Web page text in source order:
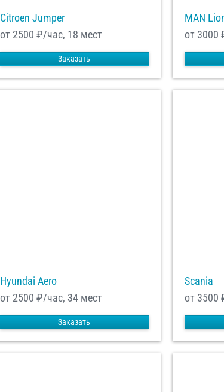
Citroen Jumper
от 2500 ₽/час, 18 мест
Заказать
MAN
от 3000
Hyundai Aero
от 2500 ₽/час, 34 мест
Заказать
Scania
от 3500